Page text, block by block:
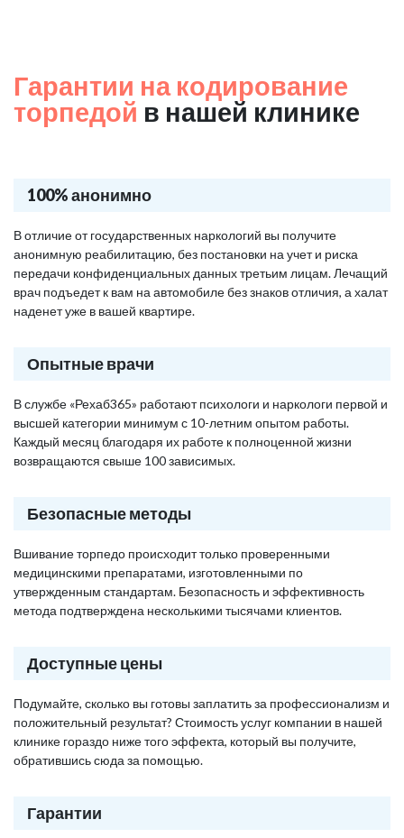
Гарантии на кодирование
торпедой в нашей клинике
100% анонимно
В отличие от государственных наркологий вы получите
анонимную реабилитацию, без постановки на учет и риска
передачи конфиденциальных данных третьим лицам. Лечащий
врач подъедет к вам на автомобиле без знаков отличия, а халат
наденет уже в вашей квартире.
Опытные врачи
В службе «Рехаб365» работают психологи и наркологи первой и
высшей категории минимум с 10-летним опытом работы.
Каждый месяц благодаря их работе к полноценной жизни
возвращаются свыше 100 зависимых.
Безопасные методы
Вшивание торпедо происходит только проверенными
медицинскими препаратами, изготовленными по
утвержденным стандартам. Безопасность и эффективность
метода подтверждена несколькими тысячами клиентов.
Доступные цены
Подумайте, сколько вы готовы заплатить за профессионализм и
положительный результат? Стоимость услуг компании в нашей
клинике гораздо ниже того эффекта, который вы получите,
обратившись сюда за помощью.
Гарантии